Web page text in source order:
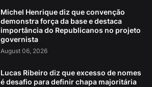
Michel Henrique diz que convenção
demonstra força da base e destaca
importância do Republicanos no projeto
governista
August 06, 2026
Lucas Ribeiro diz que excesso de nomes
é desafio para definir chapa majoritária